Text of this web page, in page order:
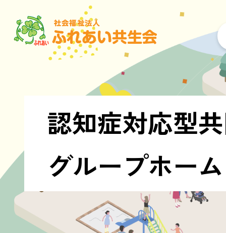
高齢サービス
花嵐
障がい者・児
サービス
もくれん
花未来プラザ
認知症対応型
グループホー